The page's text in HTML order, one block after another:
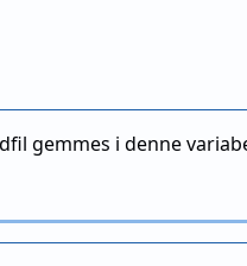
gemmes i denne